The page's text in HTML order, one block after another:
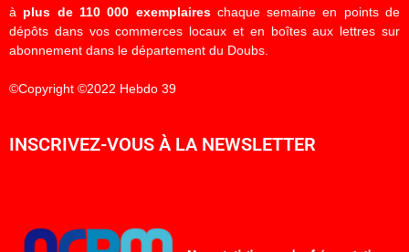
à plus de 110 000 exemplaireschaque semaine en points de
dépôts dans vos commerces locaux et en boîtes aux lettres sur
abonnement dans le département du Doubs.
©Copyright ©2022 Hebdo 39
INSCRIVEZ-VOUS À LA NEWSLETTER